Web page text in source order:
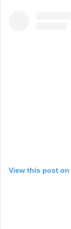
View this post on